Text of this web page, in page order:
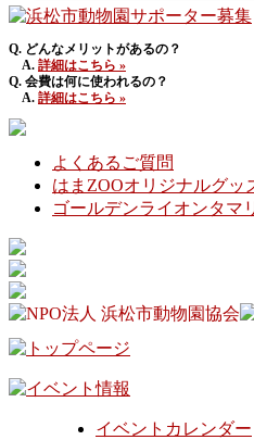
Q. どんなメリットがあるの？
A. 詳細はこちら »
Q. 会費は何に使われるの？
A. 詳細はこちら »
よくあるご質問
はまZOOオリジナルグッ
ゴールデンライオンタマ
イベントカレンダー